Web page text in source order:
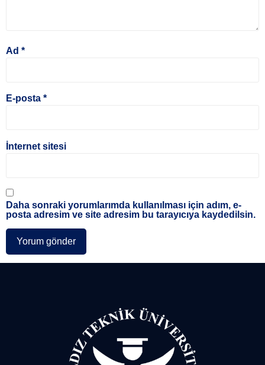
Ad *
E-posta *
İnternet sitesi
Daha sonraki yorumlarımda kullanılması için adım, e-
posta adresim ve site adresim bu tarayıcıya kaydedilsin.